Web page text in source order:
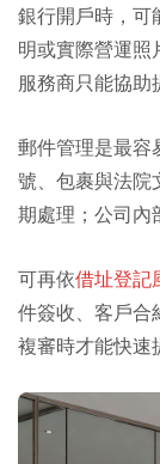
銀行開戶時，可
明或實際營運照
服務商只能協助
郵件管理是最容
號、包裹與法院
期處理；公司內
可再依借址登記
件簽收、客戶合
複審時才能快速